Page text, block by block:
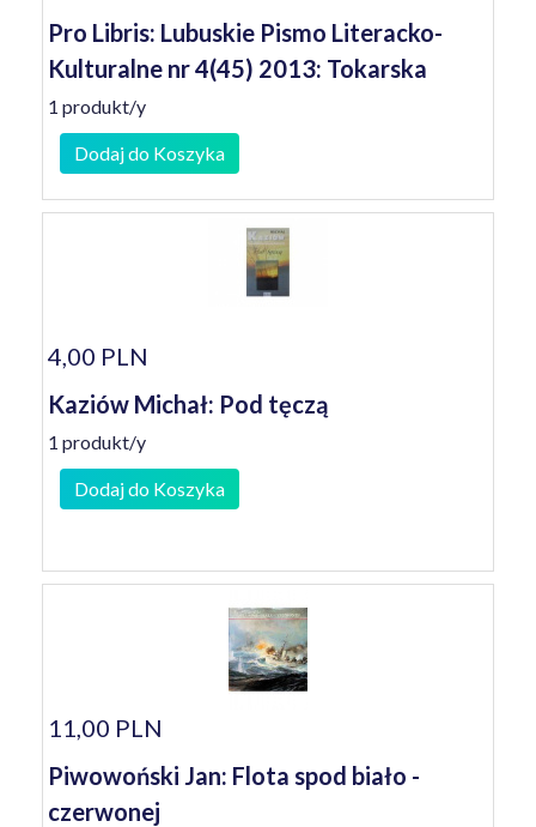
Pro Libris: Lubuskie Pismo Literacko-
Kulturalne nr 4(45) 2013: Tokarska
1 produkt/y
Dodaj do Koszyka
4,00 PLN
Kaziów Michał: Pod tęczą
1 produkt/y
Dodaj do Koszyka
11,00 PLN
Piwowoński Jan: Flota spod biało -
czerwonej